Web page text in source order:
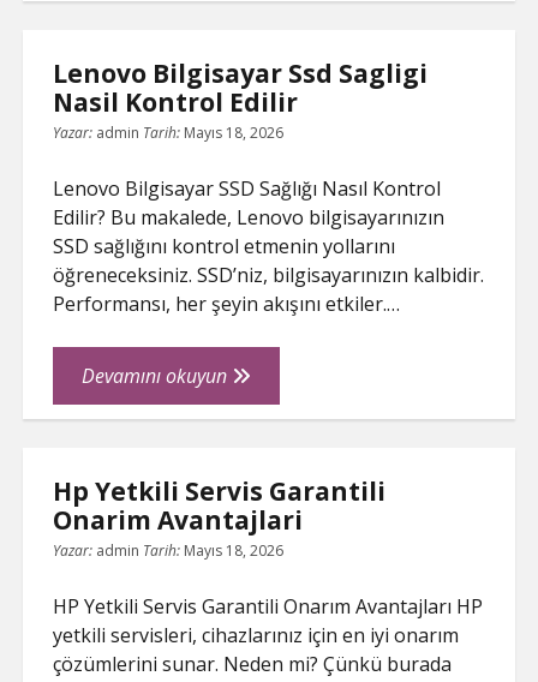
Hesabi
Acma
Lenovo Bilgisayar Ssd Sagligi
Nasil Kontrol Edilir
Yazar: admin Tarih: Mayıs 18, 2026
Lenovo Bilgisayar SSD Sağlığı Nasıl Kontrol
Edilir? Bu makalede, Lenovo bilgisayarınızın
SSD sağlığını kontrol etmenin yollarını
öğreneceksiniz. SSD’niz, bilgisayarınızın kalbidir.
Performansı, her şeyin akışını etkiler.…
Devamını okuyunLenovo
Bilgisayar
Nasil
Kontrol
Edilir
Hp Yetkili Servis Garantili
Onarim Avantajlari
Yazar: admin Tarih: Mayıs 18, 2026
HP Yetkili Servis Garantili Onarım Avantajları HP
yetkili servisleri, cihazlarınız için en iyi onarım
çözümlerini sunar. Neden mi? Çünkü burada